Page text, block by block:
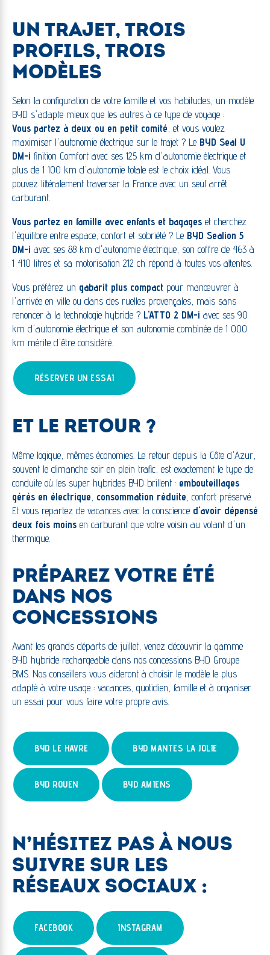
UN TRAJET, TROIS
PROFILS, TROIS
MODÈLES
Selon la configuration de votre famille et vos habitudes, un modèle
BYD s'adapte mieux que les autres à ce type de voyage :
Vous partez à deux ou en petit comité, et vous voulez
maximiser l'autonomie électrique sur le trajet ? Le BYD Seal U
DM-i finition Comfort avec ses 125 km d'autonomie électrique et
plus de 1 100 km d'autonomie totale est le choix idéal. Vous
pouvez littéralement traverser la France avec un seul arrêt
carburant.
Vous partez en famille avec enfants et bagages et cherchez
l'équilibre entre espace, confort et sobriété ? Le BYD Sealion 5
DM-i avec ses 88 km d'autonomie électrique, son coffre de 463 à
1 410 litres et sa motorisation 212 ch répond à toutes vos attentes.
Vous préférez un gabarit plus compact pour manœuvrer à
l'arrivée en ville ou dans des ruelles provençales, mais sans
renoncer à la technologie hybride ? L'ATTO 2 DM-i avec ses 90
km d'autonomie électrique et son autonomie combinée de 1 000
km mérite d'être considéré.
RÉSERVER UN ESSAI
ET LE RETOUR ?
Même logique, mêmes économies. Le retour depuis la Côte d'Azur,
souvent le dimanche soir en plein trafic, est exactement le type de
conduite où les super hybrides BYD brillent : embouteillages
gérés en électrique consommation réduite , confort préservé.
Et vous repartez de vacances avec la conscience d'avoir dépensé
deux fois moins en carburant que votre voisin au volant d'un
thermique.
PRÉPAREZ VOTRE ÉTÉ
DANS NOS
CONCESSIONS
Avant les grands départs de juillet, venez découvrir la gamme
BYD hybride rechargeable dans nos concessions BYD Groupe
BMS. Nos conseillers vous aideront à choisir le modèle le plus
adapté à votre usage : vacances, quotidien, famille et à organiser
un essai pour vous faire votre propre avis.
BYD LE HAVRE BYD MANTES LA JOLIE
BYD ROUEN BYD AMIENS
N’HÉSITEZ PAS À NOUS
SUIVRE SUR LES
RÉSEAUX SOCIAUX :
FACEBOOK INSTAGRAM